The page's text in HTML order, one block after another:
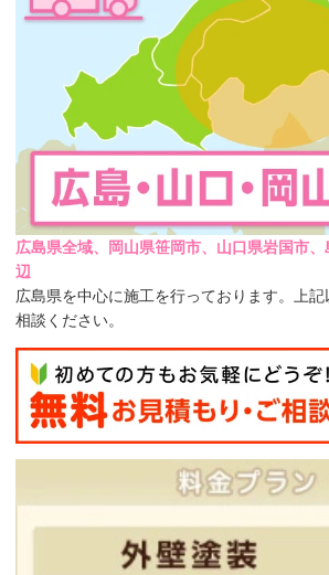
広島県全域、岡山県笹岡市、山口県岩国市
辺
広島県を中心に施工を行っております。上
相談ください。